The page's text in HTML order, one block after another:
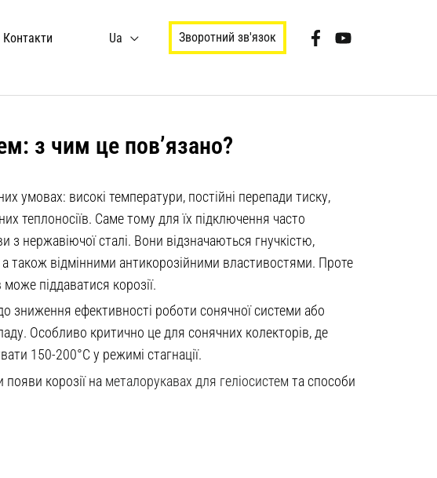
Контакти Ua Зворотний зв'язок
з чим це пов’язано?
умовах: високі температури, постійні перепади тиску,
теплоносіїв. Саме тому для їх підключення часто
нержавіючої сталі. Вони відзначаються гнучкістю,
а також відмінними антикорозійними властивостями. Проте
піддаватися корозії.
зниження ефективності роботи сонячної системи або
Особливо критично це для сонячних колекторів, де
150-200°C у режимі стагнації.
появи корозії на металорукавах для геліосистем та способи